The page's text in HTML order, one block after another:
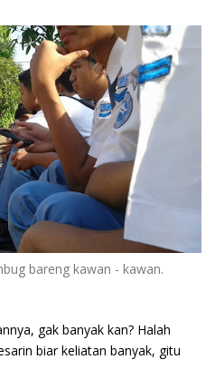
bareng kawan - kawan.
gak banyak kan? Halah
biar keliatan banyak, gitu